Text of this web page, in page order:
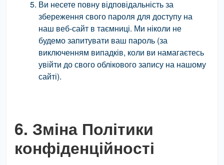
Ви несете повну відповідальність за
збереження свого пароля для доступу на
наш веб-сайт в таємниці. Ми ніколи не
будемо запитувати ваш пароль (за
виключенням випадків, коли ви намагаєтесь
увійти до свого облікового запису на нашому
сайті).
6. Зміна Політики
конфіденційності